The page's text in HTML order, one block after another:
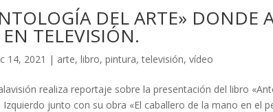
DEL ARTE» DONDE
TELEVISIÓN.
14, 2021 | arte,libro,pintura,televisión,vídeo
realiza reportaje sobre la presentación del libro
junto con su obra «El caballero de la mano en el